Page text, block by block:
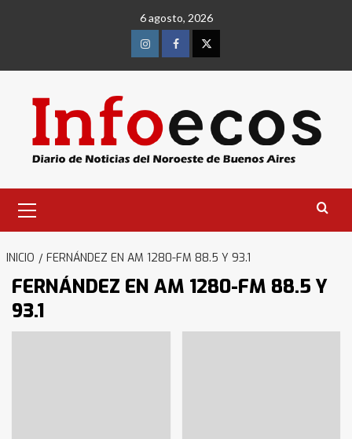
6 agosto, 2026
InstagramFacebookTwitter
primario
INICIO FERNÁNDEZ EN AM 1280-FM 88.5 Y 93.1
FERNÁNDEZ EN AM 1280-FM 88.5 Y
93.1